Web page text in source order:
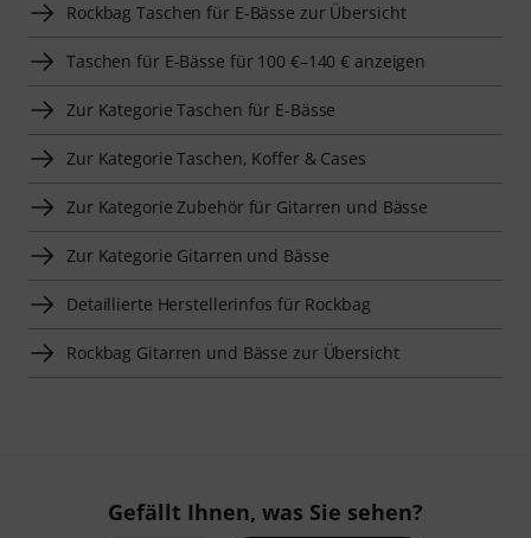
Rockbag Taschen für E-Bässe zur Übersicht
Taschen für E-Bässe für 100 €–140 € anzeigen
Zur Kategorie Taschen für E-Bässe
Zur Kategorie Taschen, Koffer & Cases
Zur Kategorie Zubehör für Gitarren und Bässe
Zur Kategorie Gitarren und Bässe
Detaillierte Herstellerinfos für Rockbag
Rockbag Gitarren und Bässe zur Übersicht
Gefällt Ihnen, was Sie sehen?